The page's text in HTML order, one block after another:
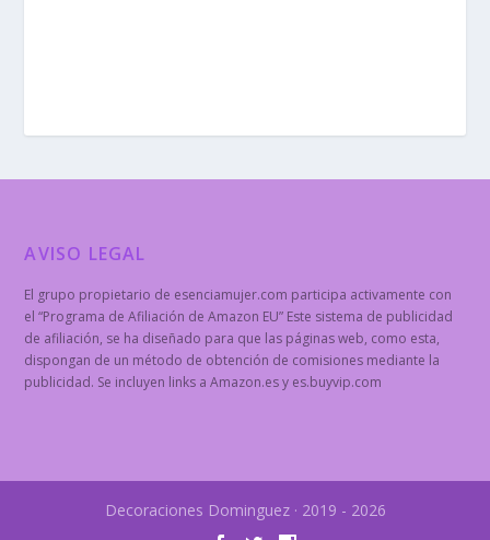
AVISO LEGAL
El grupo propietario de esenciamujer.com participa activamente con
el “Programa de Afiliación de Amazon EU” Este sistema de publicidad
de afiliación, se ha diseñado para que las páginas web, como esta,
dispongan de un método de obtención de comisiones mediante la
publicidad. Se incluyen links a Amazon.es y es.buyvip.com
Decoraciones Dominguez · 2019 - 2026